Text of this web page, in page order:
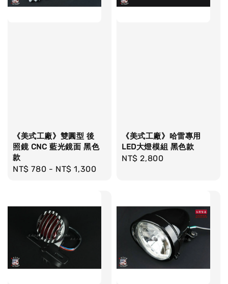
《美式工廠》雙圓型 後
照鏡 CNC 藍光鏡面 黑色
款
Regular
NT$ 780 - NT$ 1,300
《美式工廠》哈雷專用
LED大燈模組 黑色款
Regular
NT$ 2,800